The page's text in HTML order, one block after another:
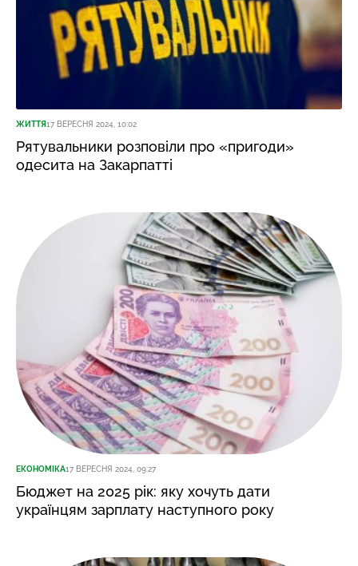
ЖИТТЯ17 ВЕРЕСНЯ 2024, 10:02
Рятувальники розповіли про «пригоди»
одесита на Закарпатті
ЕКОНОМІКА17 ВЕРЕСНЯ 2024, 09:27
Бюджет на 2025 рік: яку хочуть дати
українцям зарплату наступного року